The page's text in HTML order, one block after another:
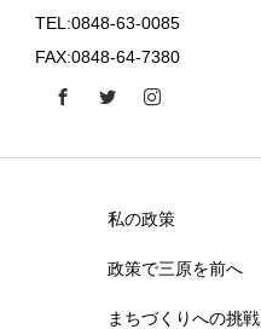
TEL:0848-63-0085
FAX:0848-64-7380
私の政策
政策で三原を前へ
まちづくりへの挑戦